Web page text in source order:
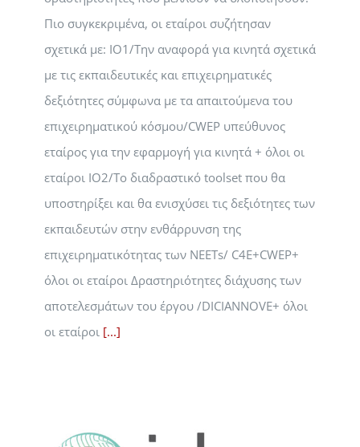
Πιο συγκεκριμένα, οι εταίροι συζήτησαν
σχετικά με: IO1/Την αναφορά για κινητά σχετικά
με τις εκπαιδευτικές και επιχειρηματικές
δεξιότητες σύμφωνα με τα απαιτούμενα του
επιχειρηματικού κόσμου/CWEP υπεύθυνος
εταίρος για την εφαρμογή για κινητά + όλοι οι
εταίροι IO2/Το διαδραστικό toolset που θα
υποστηρίξει και θα ενισχύσει τις δεξιότητες των
εκπαιδευτών στην ενθάρρυνση της
επιχειρηματικότητας των NEETs/ C4E+CWEP+
όλοι οι εταίροι Δραστηριότητες διάχυσης των
αποτελεσμάτων του έργου /DICIANNOVE+ όλοι
οι εταίροι [...]